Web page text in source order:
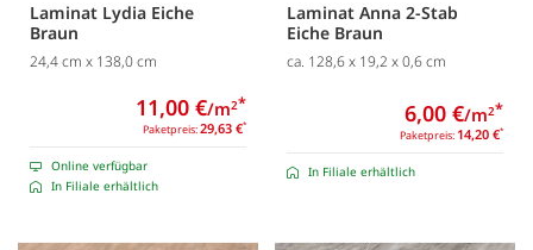
Laminat Lydia Eiche
Braun
24,4 cm x 138,0 cm
Paketpreis:29,63 €*
11,00 €/m2*
Online verfügbar
In Filiale erhältlich
Laminat Anna 2-Stab
Eiche Braun
ca. 128,6 x 19,2 x 0,6 cm
Paketpreis: 14,20 €*
6,00 €/m2*
In Filiale erhältlich